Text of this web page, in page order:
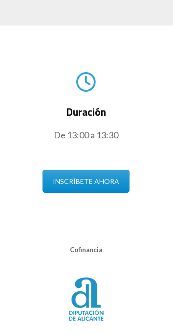
Duración
De 13:00 a 13:30
INSCRÍBETE AHORA
Cofinancia